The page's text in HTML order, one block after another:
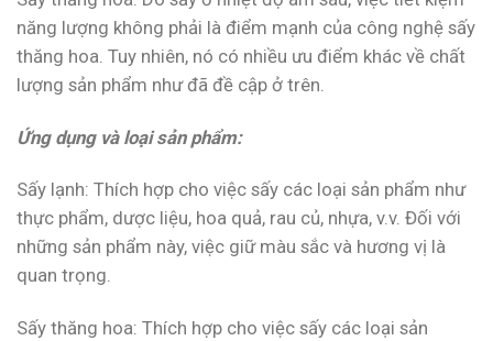
năng lượng không phải là điểm mạnh của công nghệ sấy
thăng hoa. Tuy nhiên, nó có nhiều ưu điểm khác về chất
lượng sản phẩm như đã đề cập ở trên.
Ứng dụng và loại sản phẩm:
Sấy lạnh: Thích hợp cho việc sấy các loại sản phẩm như
thực phẩm, dược liệu, hoa quả, rau củ, nhựa, v.v. Đối với
những sản phẩm này, việc giữ màu sắc và hương vị là
quan trọng.
Sấy thăng hoa: Thích hợp cho việc sấy các loại sản